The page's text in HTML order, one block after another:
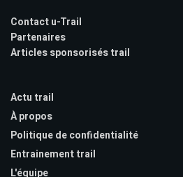
Contact u-Trail
Partenaires
Articles sponsorisés trail
Actu trail
À propos
Politique de confidentialité
Entrainement trail
L'équipe